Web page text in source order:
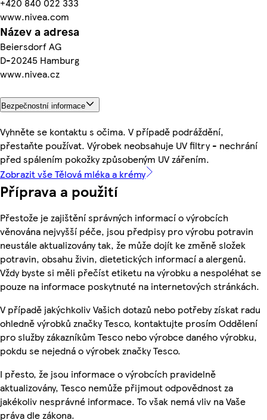
www.nivea.com
Název a adresa
Beiersdorf AG
D-20245 Hamburg
www.nivea.cz
Bezpečnostní informace
Vyhněte se kontaktu s očima. V případě podráždění,
přestaňte používat. Výrobek neobsahuje UV filtry - nechrání
před spálením pokožky způsobeným UV zářením.
Zobrazit vše Tělová mléka a krémy
Příprava a použití
Přestože je zajištění správných informací o výrobcích
věnována nejvyšší péče, jsou předpisy pro výrobu potravin
neustále aktualizovány tak, že může dojít ke změně složek
potravin, obsahu živin, dietetických informací a alergenů.
Vždy byste si měli přečíst etiketu na výrobku a nespoléhat se
pouze na informace poskytnuté na internetových stránkách.
V případě jakýchkoliv Vašich dotazů nebo potřeby získat radu
ohledně výrobků značky Tesco, kontaktujte prosím Oddělení
pro služby zákazníkům Tesco nebo výrobce daného výrobku,
pokdu se nejedná o výrobek značky Tesco.
I přesto, že jsou informace o výrobcích pravidelně
aktualizovány, Tesco nemůže přijmout odpovědnost za
jakékoliv nesprávné informace. To však nemá vliv na Vaše
práva dle zákona.